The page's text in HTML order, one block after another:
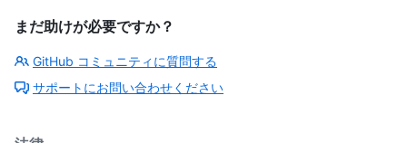
まだ助けが必要ですか？
GitHub コミュニティに質問する
サポートにお問い合わせください